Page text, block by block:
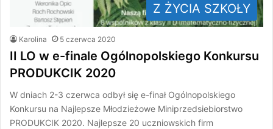
Z ŻYCIA SZKOŁY
Karolina 5 czerwca 2020
II LO w e-finale Ogólnopolskiego Konkursu
PRODUKCIK 2020
W dniach 2-3 czerwca odbył się e-finał Ogólnopolskiego
Konkursu na Najlepsze Młodzieżowe Miniprzedsiebiorstwo
PRODUKCIK 2020. Najlepsze 20 uczniowskich firm